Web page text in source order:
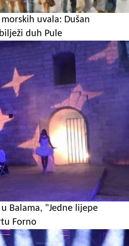
uvala: Dušan
duh Pule
Balama, "Jedne lijepe
Forno